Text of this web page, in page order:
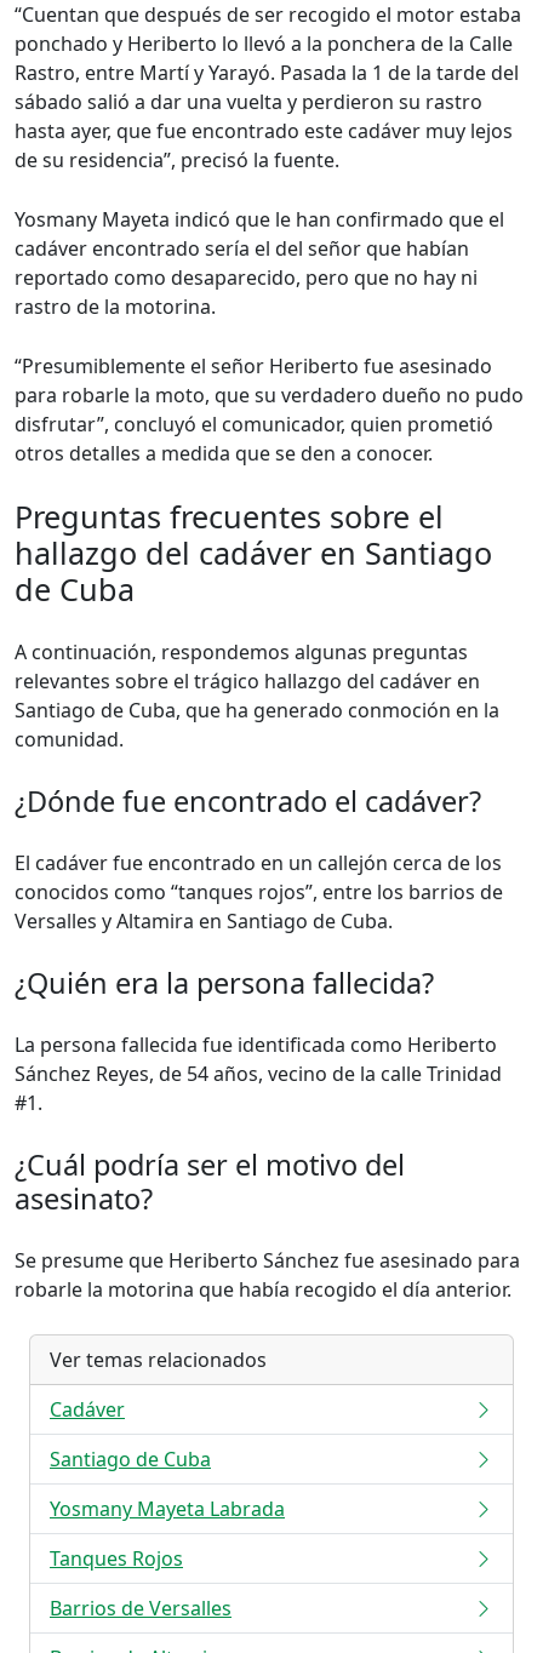
“Cuentan que después de ser recogido el motor estaba
ponchado y Heriberto lo llevó a la ponchera de la Calle
Rastro, entre Martí y Yarayó. Pasada la 1 de la tarde del
sábado salió a dar una vuelta y perdieron su rastro
hasta ayer, que fue encontrado este cadáver muy lejos
de su residencia”, precisó la fuente.
Yosmany Mayeta indicó que le han confirmado que el
cadáver encontrado sería el del señor que habían
reportado como desaparecido, pero que no hay ni
rastro de la motorina.
“Presumiblemente el señor Heriberto fue asesinado
para robarle la moto, que su verdadero dueño no pudo
disfrutar”, concluyó el comunicador, quien prometió
otros detalles a medida que se den a conocer.
Preguntas frecuentes sobre el
hallazgo del cadáver en Santiago
de Cuba
A continuación, respondemos algunas preguntas
relevantes sobre el trágico hallazgo del cadáver en
Santiago de Cuba, que ha generado conmoción en la
comunidad.
¿Dónde fue encontrado el cadáver?
El cadáver fue encontrado en un callejón cerca de los
conocidos como “tanques rojos”, entre los barrios de
Versalles y Altamira en Santiago de Cuba.
¿Quién era la persona fallecida?
La persona fallecida fue identificada como Heriberto
Sánchez Reyes, de 54 años, vecino de la calle Trinidad
#1.
¿Cuál podría ser el motivo del
asesinato?
Se presume que Heriberto Sánchez fue asesinado para
robarle la motorina que había recogido el día anterior.
Ver temas relacionados
Cadáver
Santiago de Cuba
Yosmany Mayeta Labrada
Tanques Rojos
Barrios de Versalles